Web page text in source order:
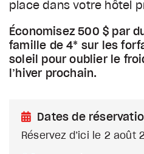
place dans votre hôtel
Économisez 500 $ par
famille de 4* sur les
soleil pour oublier le
l’hiver prochain.
Dates de
Réservez d’ici le 2 août